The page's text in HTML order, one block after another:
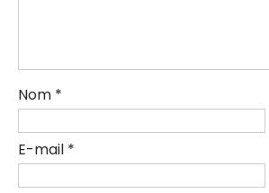
Nom *
E-mail *